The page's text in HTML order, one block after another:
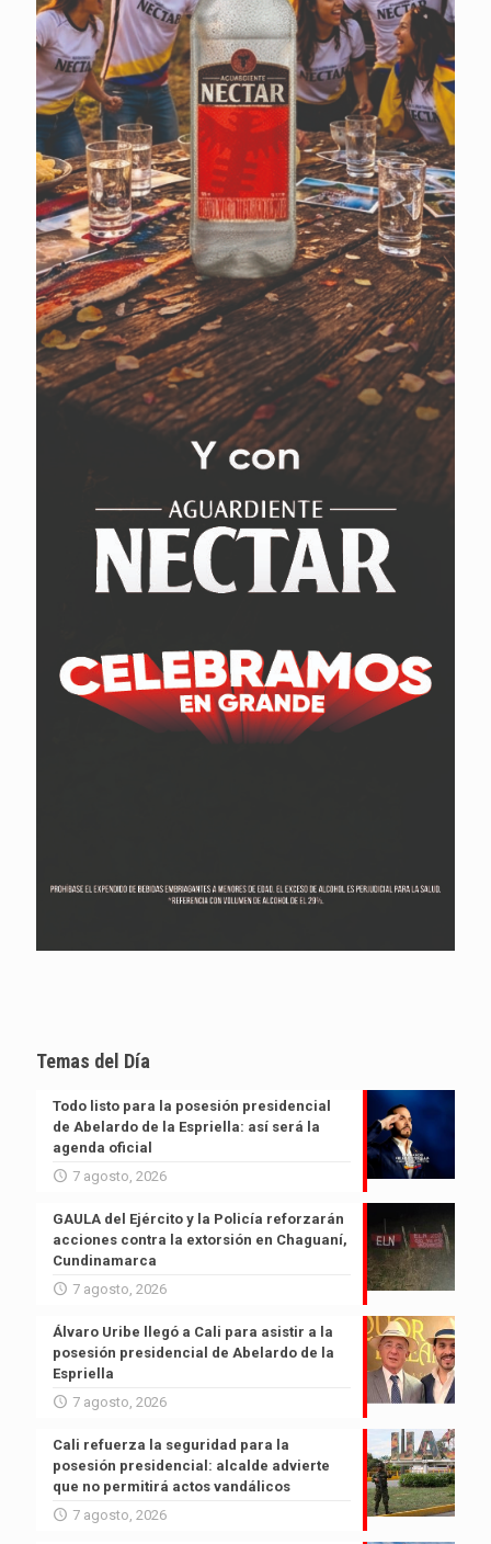
Temas del Día
Todo listo para la posesión presidencial
de Abelardo de la Espriella: así será la
agenda oficial
7 agosto, 2026
GAULA del Ejército y la Policía reforzarán
acciones contra la extorsión en Chaguaní,
Cundinamarca
7 agosto, 2026
Álvaro Uribe llegó a Cali para asistir a la
posesión presidencial de Abelardo de la
Espriella
7 agosto, 2026
Cali refuerza la seguridad para la
posesión presidencial: alcalde advierte
que no permitirá actos vandálicos
7 agosto, 2026